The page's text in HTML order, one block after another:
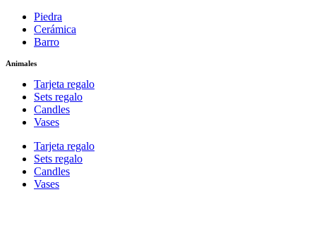
Piedra
Cerámica
Barro
Animales
Tarjeta regalo
Sets regalo
Candles
Vases
Tarjeta regalo
Sets regalo
Candles
Vases